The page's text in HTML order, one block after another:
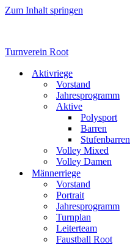
Zum Inhalt springen
Turnverein Root
Aktivriege
Vorstand
Jahresprogramm
Aktive
Polysport
Barren
Stufenbarren
Volley Mixed
Volley Damen
Männerriege
Vorstand
Portrait
Jahresprogramm
Turnplan
Leiterteam
Faustball Root